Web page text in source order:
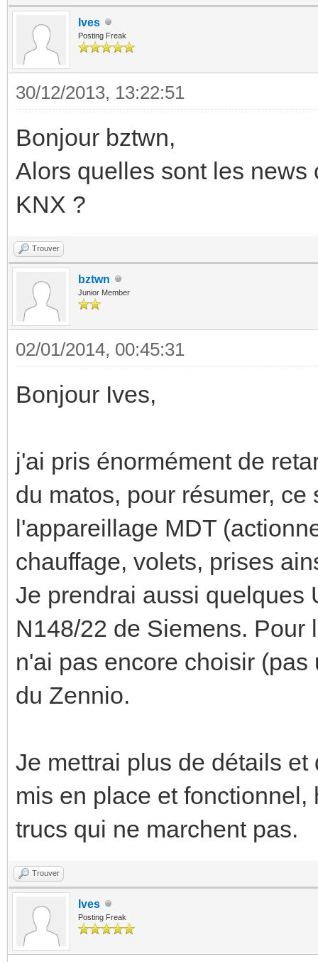
Ives
Posting Freak
30/12/2013, 13:22:51
Bonjour bztwn,
Alors quelles sont les
KNX ?
Trouver
bztwn
Junior Member
02/01/2014, 00:45:31
Bonjour Ives,
j'ai pris énormément de
du matos, pour résumer,
l'appareillage MDT
chauffage, volets, prises
Je prendrai aussi quelques
N148/22 de Siemens.
n'ai pas encore choisir
du Zennio.
Je mettrai plus de détails
mis en place et
trucs qui ne marchent pas.
Trouver
Ives
Posting Freak